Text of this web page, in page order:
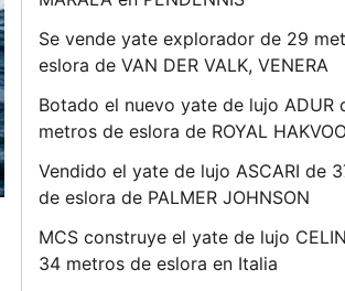
Se vende yate explorador de 29
eslora de VAN DER VALK, VENERA
Botado el nuevo yate de lujo ADUR
metros de eslora de ROYAL
Vendido el yate de lujo ASCARI de
de eslora de PALMER JOHNSON
MCS construye el yate de lujo
34 metros de eslora en Italia